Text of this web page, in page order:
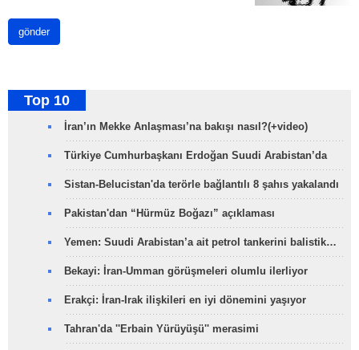
gönder
Top 10
İran’ın Mekke Anlaşması’na bakışı nasıl?(+video)
Türkiye Cumhurbaşkanı Erdoğan Suudi Arabistan’da
Sistan-Belucistan'da terörle bağlantılı 8 şahıs yakalandı
Pakistan'dan “Hürmüz Boğazı” açıklaması
Yemen: Suudi Arabistan’a ait petrol tankerini balistik…
Bekayi: İran-Umman görüşmeleri olumlu ilerliyor
Erakçi: İran-Irak ilişkileri en iyi dönemini yaşıyor
Tahran'da ''Erbain Yürüyüşü'' merasimi